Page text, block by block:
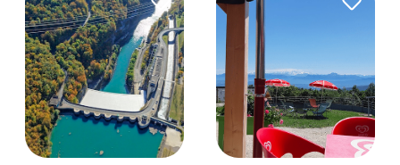
Lesfiltres
BUDGET PAR PERSONNE
0 —